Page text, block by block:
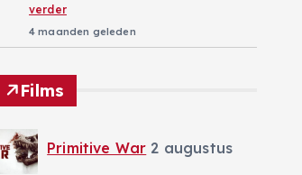
verder
4 maanden geleden
Films
Primitive War 2 augustus